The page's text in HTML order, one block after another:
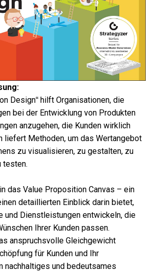
Design“ hilft Organisationen, die
bei der Entwicklung von Produkten
anzugehen, die Kunden wirklich
liefert Methoden, um das Wertangebot
zu visualisieren, zu gestalten, zu
testen.
das Value Proposition Canvas – ein
detaillierten Einblick darin bietet,
und Dienstleistungen entwickeln, die
Ihrer Kunden passen.
anspruchsvolle Gleichgewicht
für Kunden und Ihr
nachhaltiges und bedeutsames